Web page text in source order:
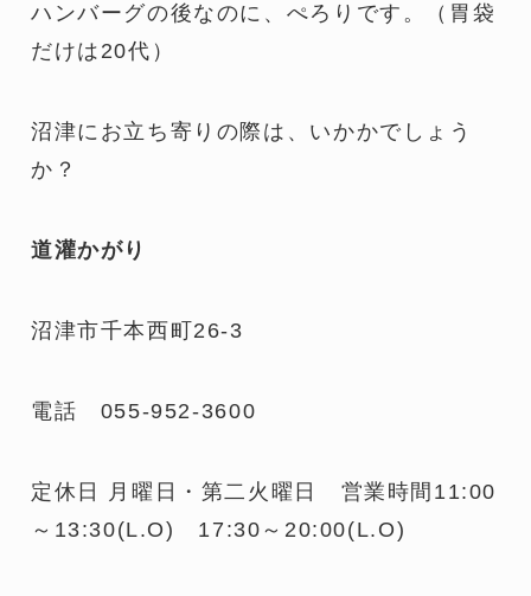
ハンバーグの後なのに、ぺろりです。（胃袋
だけは20代）
沼津にお立ち寄りの際は、いかかでしょう
か？
道灌かがり
沼津市千本西町26-3
電話 055-952-3600
定休日 月曜日・第二火曜日 営業時間11:00
～13:30(L.O) 17:30～20:00(L.O)